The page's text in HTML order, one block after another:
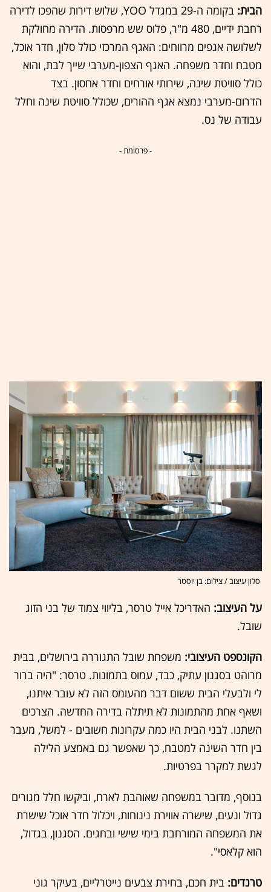
הבית:
בקומה ה-29 במגדל YOO, שלוש דירות שהפכו לדירה
רחבת ידיים, 480 מ"ר, פלוס שש מרפסות. הדירה מחולקת
לשלושה אגפים מרווחים: האגף המרכזי כולל סלון, חדר אוכל,
מטבח וחדר משפחה. האגף הצפון-מערבי שייך לבת, והוא
כולל סוויטת שינה, שירותי אורחים וחדר אחסון. בצד
הדרום-מערבי נמצא אגף ההורים, שכולל סוויטת שינה וחלל
עבודה של נס.
- פרסומת -
סלון עיצוב / צילום: בן יוסטר
על העיצוב: האדריכל אייל טרסר, בליווי צמוד של בני הזוג
שובל.
הקונספט העיצובי: משפחת שובל התגוררה בירושלים, בבית
מרוהט בסגנון עתיק, כבד, עמוס בתמונות. טרסר: "היה ברור
לי ולבעלי הבית ששום דבר מהעומס הזה לא עובר איתנו,
ושאף אחת מהתמונות לא תיתלה בדירה החדשה. הצרכים
השתנו. לבני הבית היו כמה עקרונות חשובים - למשל, מעבר
בין חדר השינה למטבח, כך שאפשר גם באמצע הלילה
לגשת למקרר בפרטיות.
בנוסף, מדובר במשפחה שאוהבת לארח, וביקשו חלל מגורים
גדול ונעים, שישרה אווירת נינוחות, ויכלול חדר אוכל שישרת
את המשפחה המורחבת בימי שישי ובחגים. הסגנון, בגדול,
הוא קלאסי".
טרנדים: בית חכם, בחירת צבעים נייטרליים, בעיקר גוני